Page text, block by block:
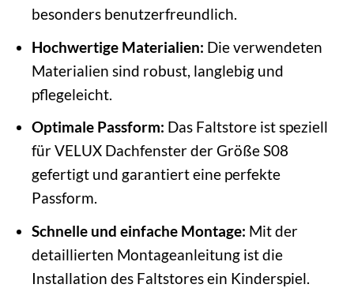
besonders benutzerfreundlich.
Hochwertige Materialien: Die verwendeten
Materialien sind robust, langlebig und
pflegeleicht.
Optimale Passform: Das Faltstore ist speziell
für VELUX Dachfenster der Größe S08
gefertigt und garantiert eine perfekte
Passform.
Schnelle und einfache Montage: Mit der
detaillierten Montageanleitung ist die
Installation des Faltstores ein Kinderspiel.